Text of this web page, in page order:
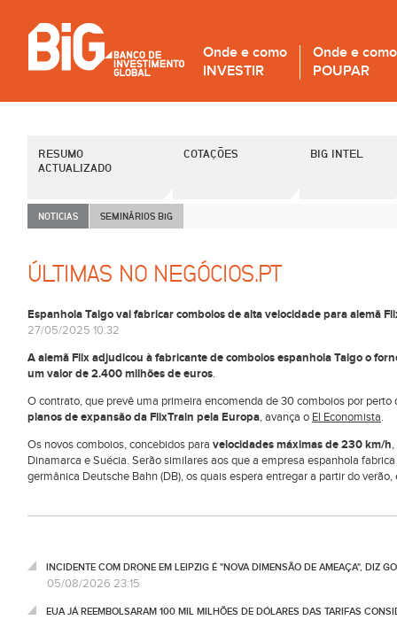
Onde e como
INVESTIR
Onde e como
POUPAR
RESUMO
ACTUALIZADO
COTAÇÕES BIG INTEL
NOTICIAS SEMINÁRIOS BiG
ÚLTIMAS NO NEGÓCIOS.PT
Espanhola Talgo vai fabricar comboios de alta velocidade para alemã
27/05/2025 10:32
A alemã Flix adjudicou à fabricante de comboios espanhola Talgo o
um valor de 2.400 milhões de euros.
O contrato, que prevê uma primeira encomenda de 30 comboios por perto
planos de expansão da FlixTrain pela Europa, avança o El Economista.
Os novos comboios, concebidos para velocidades máximas de 230 km/h
Dinamarca e Suécia. Serão similares aos que a empresa espanhola
germânica Deutsche Bahn (DB), os quais espera entregar a partir do
INCIDENTE COM DRONE EM LEIPZIG É "NOVA DIMENSÃO DE AMEAÇA", DIZ
05/08/2026 23:15
EUA JÁ REEMBOLSARAM 100 MIL MILHÕES DE DÓLARES DAS TARIFAS